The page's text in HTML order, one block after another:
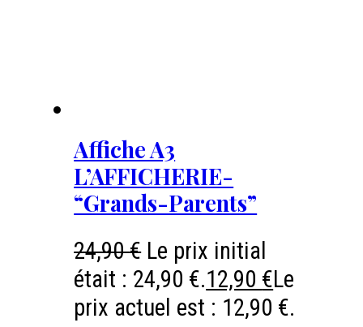
Affiche A3
L’AFFICHERIE-
“Grands-Parents”
24,90€ Le prix initial
était : 24,90 €.12,90 €Le
prix actuel est : 12,90 €.